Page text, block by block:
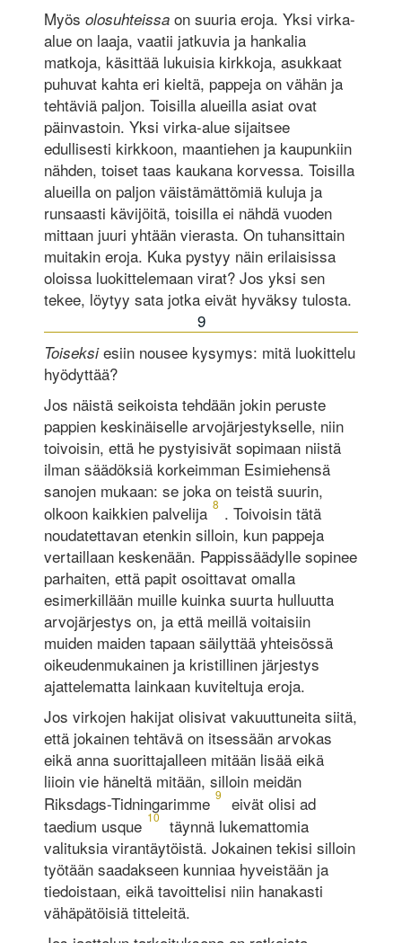
Myös olosuhteissaon suuria eroja. Yksi virka-
alue on laaja, vaatii jatkuvia ja hankalia
matkoja, käsittää lukuisia kirkkoja, asukkaat
puhuvat kahta eri kieltä, pappeja on vähän ja
tehtäviä paljon. Toisilla alueilla asiat ovat
päinvastoin. Yksi virka-alue sijaitsee
edullisesti kirkkoon, maantiehen ja kaupunkiin
nähden, toiset taas kaukana korvessa. Toisilla
alueilla on paljon väistämättömiä kuluja ja
runsaasti kävijöitä, toisilla ei nähdä vuoden
mittaan juuri yhtään vierasta. On tuhansittain
muitakin eroja. Kuka pystyy näin erilaisissa
oloissa luokittelemaan virat? Jos yksi sen
tekee, löytyy sata jotka eivät hyväksy tulosta.
9
Toiseksiesiin nousee kysymys: mitä luokittelu
hyödyttää?
Jos näistä seikoista tehdään jokin peruste
pappien keskinäiselle arvojärjestykselle, niin
toivoisin, että he pystyisivät sopimaan niistä
ilman säädöksiä korkeimman Esimiehensä
sanojen mukaan: se joka on teistä suurin,
olkoon kaikkien palvelija 8 . Toivoisin tätä
noudatettavan etenkin silloin, kun pappeja
vertaillaan keskenään. Pappissäädylle sopinee
parhaiten, että papit osoittavat omalla
esimerkillään muille kuinka suurta hulluutta
arvojärjestys on, ja että meillä voitaisiin
muiden maiden tapaan säilyttää yhteisössä
oikeudenmukainen ja kristillinen järjestys
ajattelematta lainkaan kuviteltuja eroja.
Jos virkojen hakijat olisivat vakuuttuneita siitä,
että jokainen tehtävä on itsessään arvokas
eikä anna suorittajalleen mitään lisää eikä
liioin vie häneltä mitään, silloin meidän
Riksdags-Tidningarimme 9
eivät olisi ad
taedium usque 10
täynnä lukemattomia
valituksia virantäytöistä. Jokainen tekisi silloin
työtään saadakseen kunniaa hyveistään ja
tiedoistaan, eikä tavoittelisi niin hanakasti
vähäpätöisiä titteleitä.